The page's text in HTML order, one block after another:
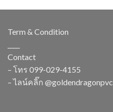
Term & Condition
Contact
– โทร 099-029-4155
– ไลน์คลิ๊ก @goldendragonpvc